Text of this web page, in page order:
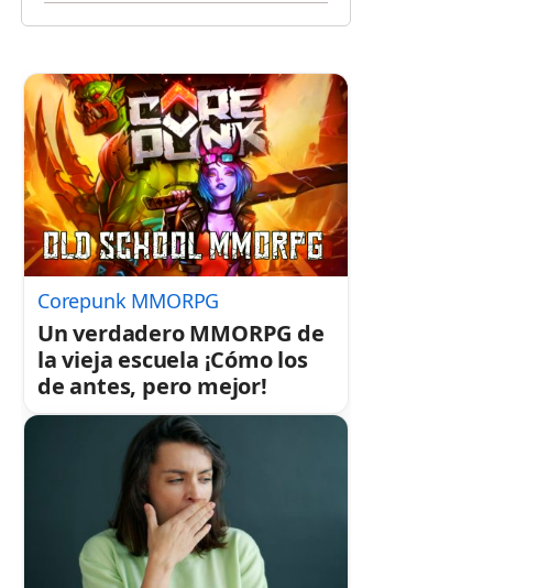
Corepunk MMORPG
Un verdadero MMORPG de
la vieja escuela ¡Cómo los
de antes, pero mejor!